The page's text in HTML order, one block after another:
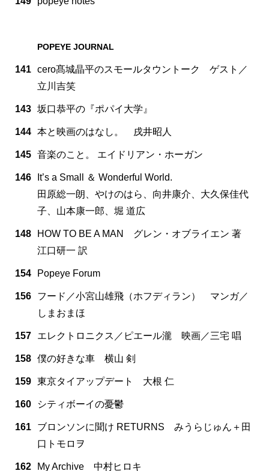
POPEYE JOURNAL
141 cero髙城晶平のスモールタウントーク ゲスト／
立川吉笑
143 坂口恭平の『ポパイ大学』
144 本と映画のはなし。 戌井昭人
145 音楽のこと。 エイドリアン・ホーガン
146
It’s a Small ＆ Wonderful World.
田原総一朗、やけのはら、向井康介、大久保佳代
子、山本康一郎、堀 道広
148
HOW TO BE A MAN グレン・オブライエン 著
江口研一 訳
154 Popeye Forum
156
フード／小宮山雄飛（ホフディラン） マンガ／
しまおまほ
157 エレクトロニクス／ピエール瀧 映画／三宅 唱
158 僕の好きな車 横山 剣
159 東京タイアップデート 大根 仁
160 シティボーイの憂鬱
161
ブロンソンに聞け RETURNS みうらじゅん＋田
口トモロヲ
162 My Archive 中村ヒロキ